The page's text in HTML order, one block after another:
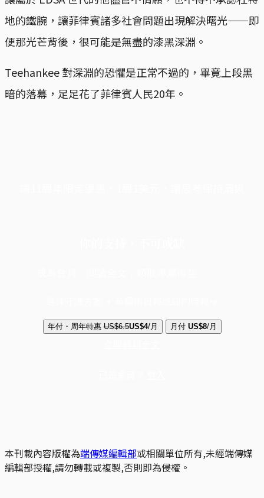
地的鐵腕，讓菲律賓諸多社會問題出現解決曙光——即
便那光芒背後，很可能是無盡的漆黑深淵。
Teehankee 對深淵的恐懼是正常不過的，畢竟上段黑
暗的落幕，足足花了菲律賓人民20年。
年付・周年特惠 US$6.5US$4/月 月付 US$8/月
本刊載內容版權為端傳媒編輯部或相關單位所有,未經端傳媒
編輯部授權,請勿轉載或複製,否則即為侵權。